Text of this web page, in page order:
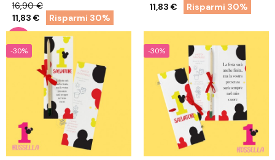
16,90 €
11,83 €
Risparmi 30%
11,83 €
Risparmi 30%
-30% -30%